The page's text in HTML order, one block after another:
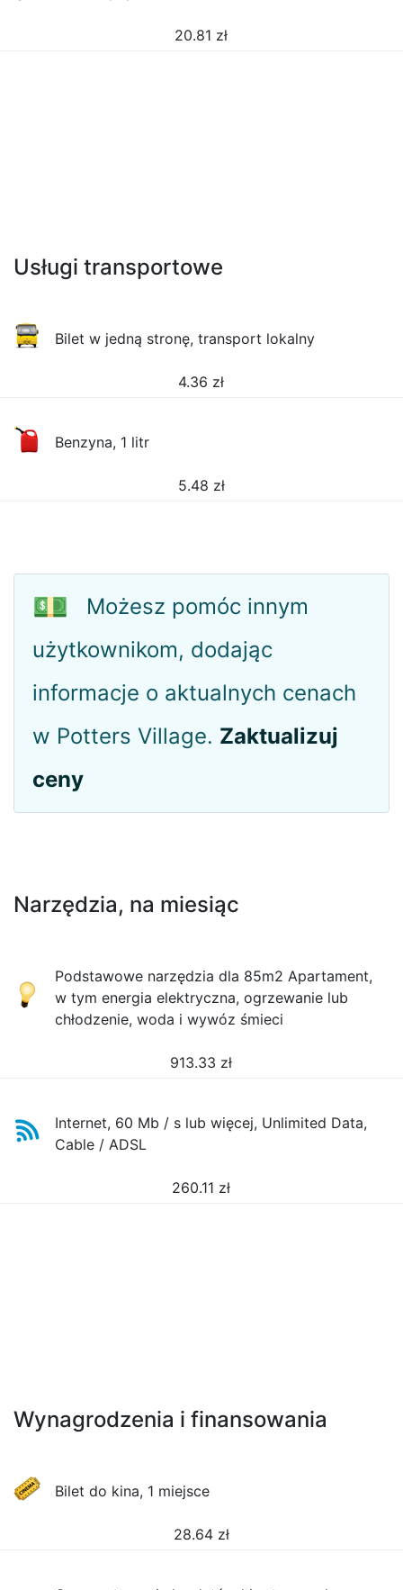
20.81 zł
Usługi transportowe
Bilet w jedną stronę, transport lokalny
4.36 zł
Benzyna, 1 litr
5.48 zł
💵
Możesz pomóc innym
użytkownikom, dodając
informacje o aktualnych cenach
w Potters Village. Zaktualizuj
ceny
Narzędzia, na miesiąc
Podstawowe narzędzia dla 85m2 Apartament,
w tym energia elektryczna, ogrzewanie lub
chłodzenie, woda i wywóz śmieci
913.33 zł
Internet, 60 Mb / s lub więcej, Unlimited Data,
Cable / ADSL
260.11 zł
Wynagrodzenia i finansowania
Bilet do kina, 1 miejsce
28.64 zł